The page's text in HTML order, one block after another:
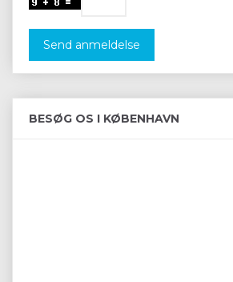
Send anmeldelse
BESØG OS I KØBENHAVN